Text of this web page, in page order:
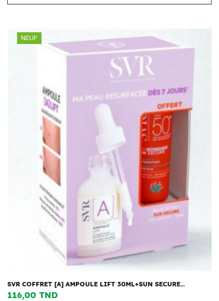
NEUF
SVR COFFRET [A] AMPOULE LIFT 30ML+SUN SECURE...
116,00 TND